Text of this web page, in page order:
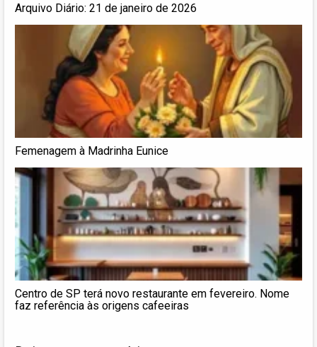
Arquivo Diário: 21 de janeiro de 2026
Femenagem à Madrinha Eunice
Centro de SP terá novo restaurante em fevereiro. Nome
faz referência às origens cafeeiras